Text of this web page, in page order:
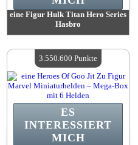
eine Figur Hulk Titan Hero Series
Hasbro
Verfügbare Menge:4
ES
INTERESSIERT
MICH
3.550.600 Punkte